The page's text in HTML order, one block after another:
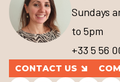
Sundays
to 5pm
+33 5 56
CONTACT US